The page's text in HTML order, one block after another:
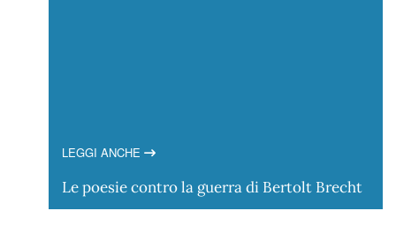
LEGGI ANCHE
Le poesie contro la guerra di Bertolt Brecht